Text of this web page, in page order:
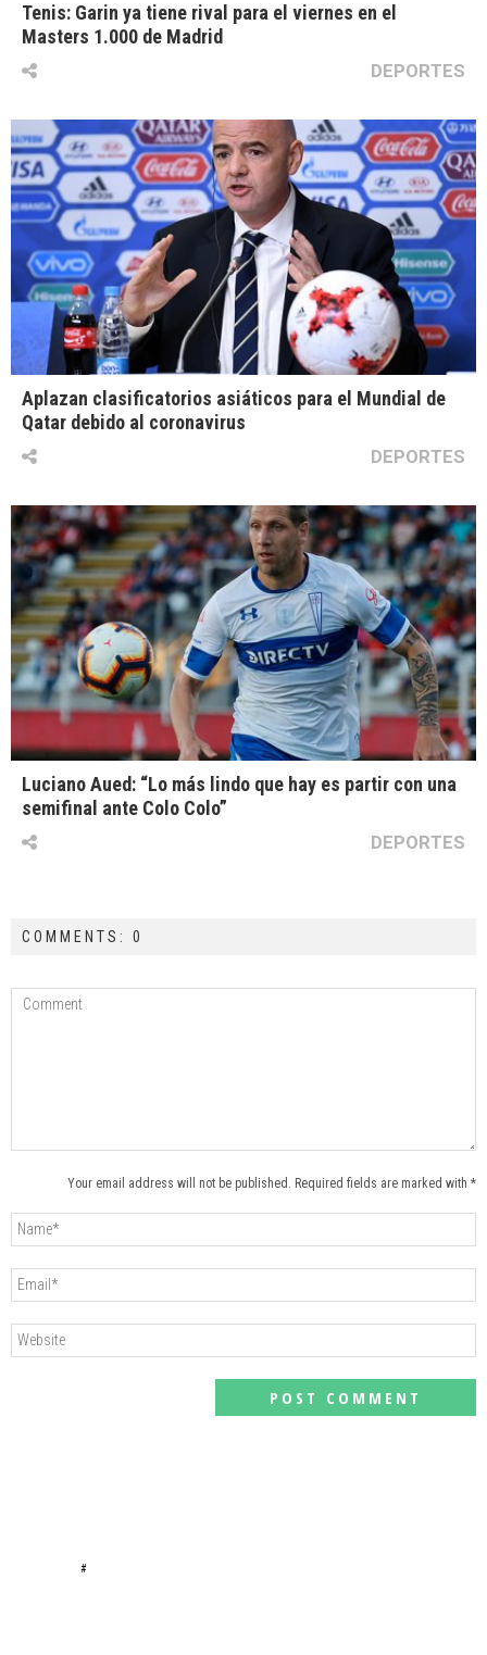
Tenis: Garin ya tiene rival para el viernes en el
Masters 1.000 de Madrid
DEPORTES
Aplazan clasificatorios asiáticos para el Mundial de
Qatar debido al coronavirus
DEPORTES
Luciano Aued: “Lo más lindo que hay es partir con una
semifinal ante Colo Colo”
DEPORTES
COMMENTS: 0
Your email address will not be published. Required fields are marked with *
#